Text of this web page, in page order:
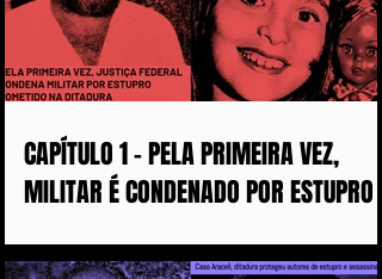
CAPÍTULO 1 - PELA PRIMEIRA VEZ,
MILITAR É CONDENADO POR ESTUPRO